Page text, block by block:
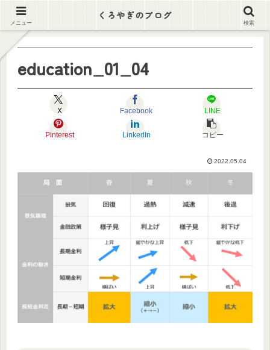
逃げ出そう この労働地獄から
education_01_04
X Facebook LINE
Pinterest LinkedIn コピー
2022.05.04
メニュー
くろやぎのブログ
検索